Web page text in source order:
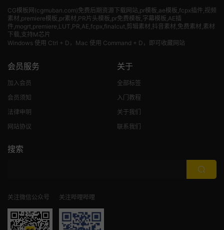
CG模板网(cgmuban.com)免费后期资源下载网站,pr模板,ae模板,fcpx插件,视频
素材 ,premiere模板,pr素材,PR片头模板,pr免费模板,字幕模板,AE插
件,mogrt,premiere,LUT,PR,AE,fcpx,finalcut,剪辑素材,抖音素材,免费素材,素材
下载,支持M芯片
Windows 使用 Ctrl + D，Mac 使用 Command + D，即可收藏网站
会员服务
加入会员
会员须知
法律申明
网站协议
关于
全部标签
入门教程
关于我们
联系我们
搜索
关注微信公众号 关注哔哩哔哩